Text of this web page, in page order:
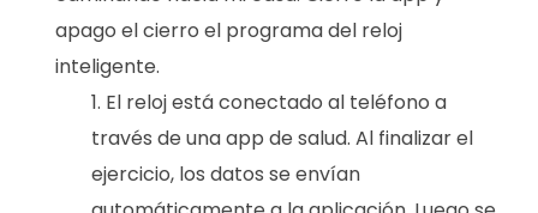
apago el cierro el programa del reloj
inteligente.
El reloj está conectado al teléfono a
través de una app de salud. Al finalizar el
ejercicio, los datos se envían